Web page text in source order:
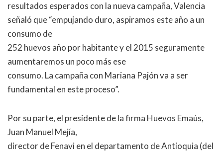
resultados esperados con la nueva campaña, Valencia
señaló que “empujando duro, aspiramos este año a un
consumo de
252 huevos año por habitante y el 2015 seguramente
aumentaremos un poco más ese
consumo. La campaña con Mariana Pajón va a ser
fundamental en este proceso”.
Por su parte, el presidente de la firma Huevos Emaús,
Juan Manuel Mejía,
director de Fenavi en el departamento de Antioquia (del